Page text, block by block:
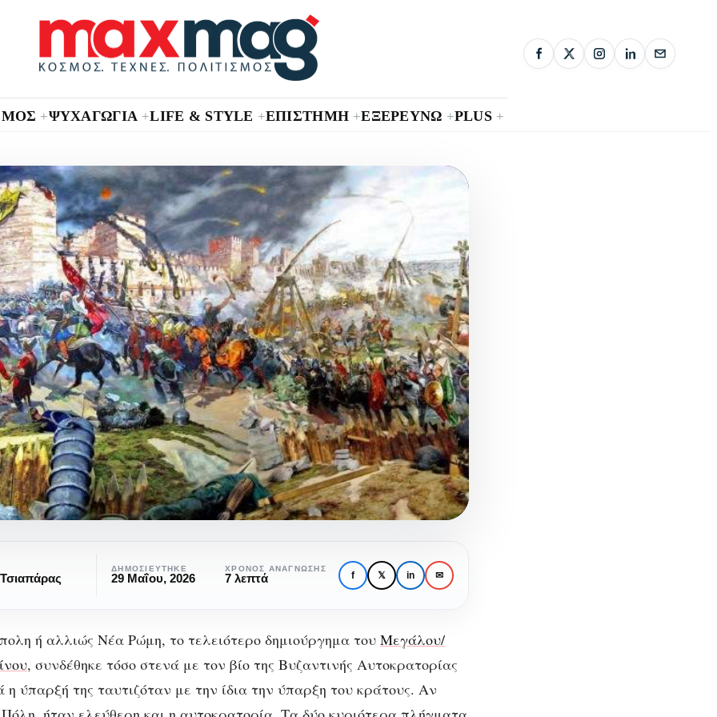
+ΨΥΧΑΓΩΓΙΑ +LIFE & STYLE +ΕΠΙΣΤΗΜΗ +ΕΞΕΡΕΥΝΩ +PLUS +
ΔΗΜΟΣΙΕΎΤΗΚΕ
29 Μαΐου, 2026
ΧΡΌΝΟΣ ΑΝΆΓΝΩΣΗΣ
7 λεπτά f 𝕏 in ✉
ή αλλιώς Νέα Ρώμη, το τελειότερο δημιούργημα του Μεγάλου/
, συνδέθηκε τόσο στενά με τον βίο της Βυζαντινής Αυτοκρατορίας
η ύπαρξή της ταυτιζόταν με την ίδια την ύπαρξη του κράτους. Αν